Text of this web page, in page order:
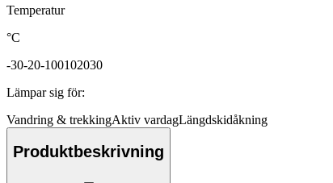
Temperatur
°C
-30-20-100102030
Lämpar sig för:
Vandring & trekkingAktiv vardagLängdskidåkning
Produktbeskrivning